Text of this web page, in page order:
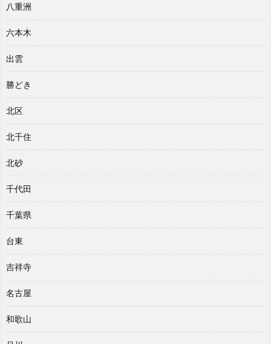
八重洲
六本木
出雲
勝どき
北区
北千住
北砂
千代田
千葉県
台東
吉祥寺
名古屋
和歌山